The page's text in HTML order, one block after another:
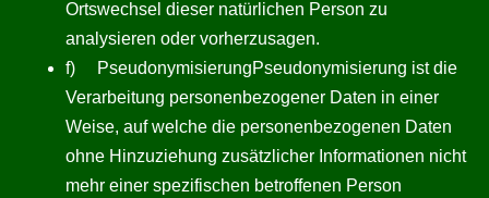
Ortswechsel dieser natürlichen Person zu
analysieren oder vorherzusagen.
f) PseudonymisierungPseudonymisierung ist die
Verarbeitung personenbezogener Daten in einer
Weise, auf welche die personenbezogenen Daten
ohne Hinzuziehung zusätzlicher Informationen nicht
mehr einer spezifischen betroffenen Person